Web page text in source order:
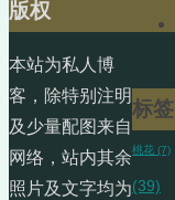
标签
桃花 (7)
(39)
版权
本站为私人博
客，除特别注明
及少量配图来自
网络，站内其余
照片及文字均为